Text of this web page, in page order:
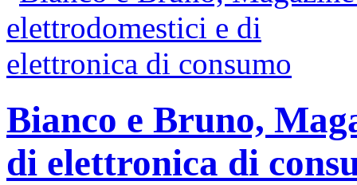
Bianco e Bruno,
di elettronica di